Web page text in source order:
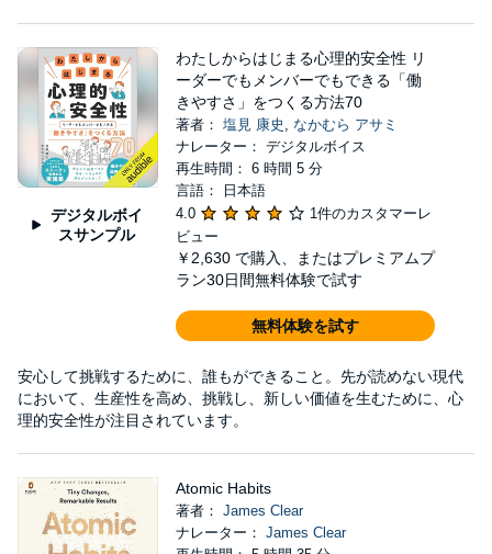
デジタルボイ
スサンプル
わたしからはじまる心理的安全性 リ
ーダーでもメンバーでもできる「働
きやすさ」をつくる方法70
著者： 塩見 康史 , なかむら アサミ
ナレーター： デジタルボイス
再生時間： 6 時間 5 分
言語： 日本語
4.0
1件のカスタマーレ
ビュー
￥2,630 で購入、またはプレミアムプ
ラン30日間無料体験で試す
無料体験を試す
安心して挑戦するために、誰もができること。先が読めない現代
において、生産性を高め、挑戦し、新しい価値を生むために、心
理的安全性が注目されています。
Atomic Habits
著者： James Clear
ナレーター： James Clear